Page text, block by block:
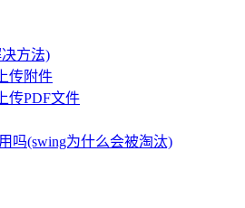
决方法)
传附件
传PDF文件
吗(swing为什么会被淘汰)